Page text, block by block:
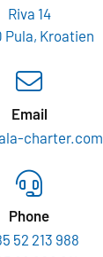
Riva 14
Pula, Kroatien
Email
charter.com
Phone
52 213 988